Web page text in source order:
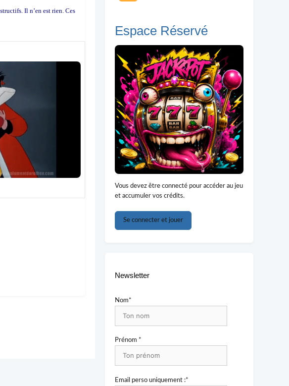
Il n’en est rien. Ces
Espace Réservé
Vous devez être connecté pour accéder au jeu
et accumuler vos crédits.
Se connecter et jouer
Newsletter
Nom*
Prénom *
Email perso uniquement :*